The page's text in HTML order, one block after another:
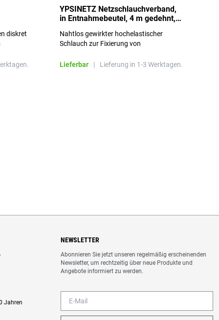
diskret
YPSINETZ Netzschlauchverband,
in Entnahmebeutel, 4 m gedehnt,
Nahtlos gewirkter hochelastischer
Schlauch zur Fixierung von
Lieferbar
| Lieferung in 1-3 Werktagen.
Jahren
NEWSLETTER
Abonnieren Sie jetzt unseren regelmäßig erscheinenden
Newsletter, um rechtzeitig über neue Produkte und
Angebote informiert zu werden.